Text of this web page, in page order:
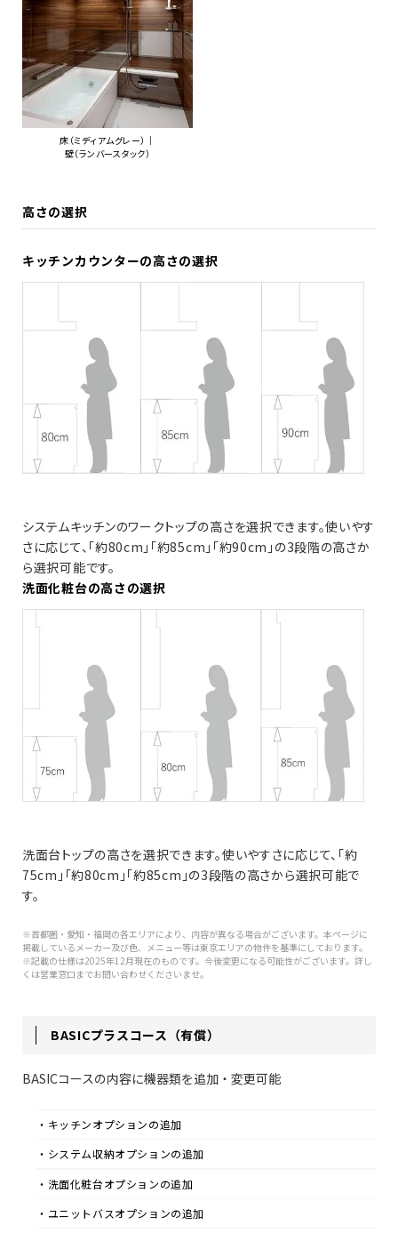
床（ミディアムグレー）｜
壁（ランバースタック）
高さの選択
システムキッチンのワークトップの高さを選択できます。使いやす
さに応じて、「約80cm」「約85cm」「約90cm」の3段階の高さか
ら選択可能です。
キッチンカウンターの高さの選択
洗面台トップの高さを選択できます。使いやすさに応じて、「約
75cm」「約80cm」「約85cm」の3段階の高さから選択可能で
す。
洗面化粧台の高さの選択
※首都圏・愛知・福岡の各エリアにより、内容が異なる場合がございます。本ページに
掲載しているメーカー及び色、メニュー等は東京エリアの物件を基準にしております。
※記載の仕様は2025年12月現在のものです。今後変更になる可能性がございます。詳し
くは営業窓口までお問い合わせくださいませ。
BASICプラスコース（有償）
BASICコースの内容に機器類を追加・変更可能
・キッチンオプションの追加
・システム収納オプションの追加
・洗面化粧台オプションの追加
・ユニットバスオプションの追加